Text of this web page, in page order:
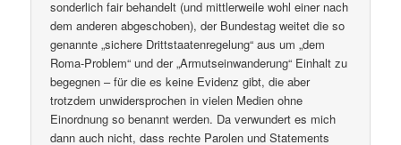
sonderlich fair behandelt (und mittlerweile wohl einer nach
dem anderen abgeschoben), der Bundestag weitet die so
genannte „sichere Drittstaatenregelung“ aus um „dem
Roma-Problem“ und der „Armutseinwanderung“ Einhalt zu
begegnen – für die es keine Evidenz gibt, die aber
trotzdem unwidersprochen in vielen Medien ohne
Einordnung so benannt werden. Da verwundert es mich
dann auch nicht, dass rechte Parolen und Statements